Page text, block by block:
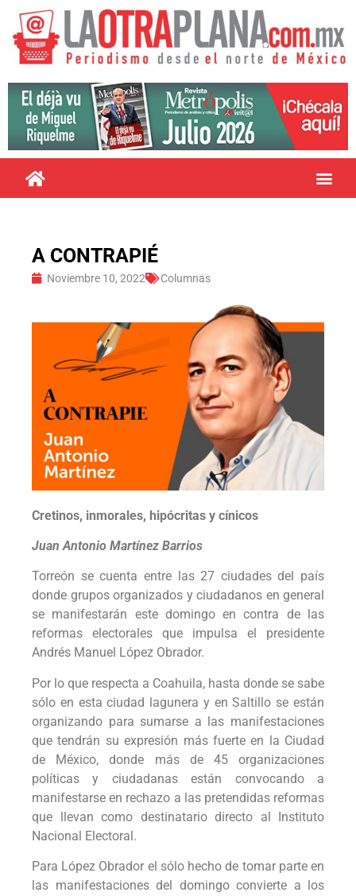
A CONTRAPIÉ
Noviembre 10, 2022 Columnas
Cretinos, inmorales, hipócritas y cínicos
Juan Antonio Martínez Barrios
Torreón se cuenta entre las 27 ciudades del país
donde grupos organizados y ciudadanos en general
se manifestarán este domingo en contra de las
reformas electorales que impulsa el presidente
Andrés Manuel López Obrador.
Por lo que respecta a Coahuila, hasta donde se sabe
sólo en esta ciudad lagunera y en Saltillo se están
organizando para sumarse a las manifestaciones
que tendrán su expresión más fuerte en la Ciudad
de México, donde más de 45 organizaciones
políticas y ciudadanas están convocando a
manifestarse en rechazo a las pretendidas reformas
que llevan como destinatario directo al Instituto
Nacional Electoral.
Para López Obrador el sólo hecho de tomar parte en
las manifestaciones del domingo convierte a los